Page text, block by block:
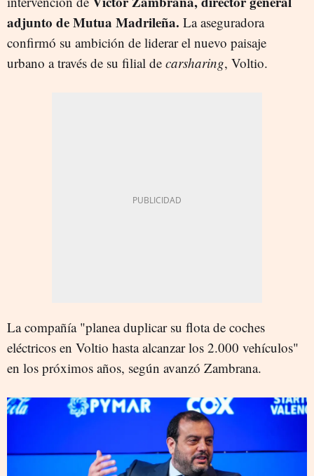
adjunto de Mutua Madrileña. La aseguradora
confirmó su ambición de liderar el nuevo paisaje
urbano a través de su filial de carsharing, Voltio.
La compañía "planea duplicar su flota de coches
eléctricos en Voltio hasta alcanzar los 2.000 vehículos"
en los próximos años, según avanzó Zambrana.